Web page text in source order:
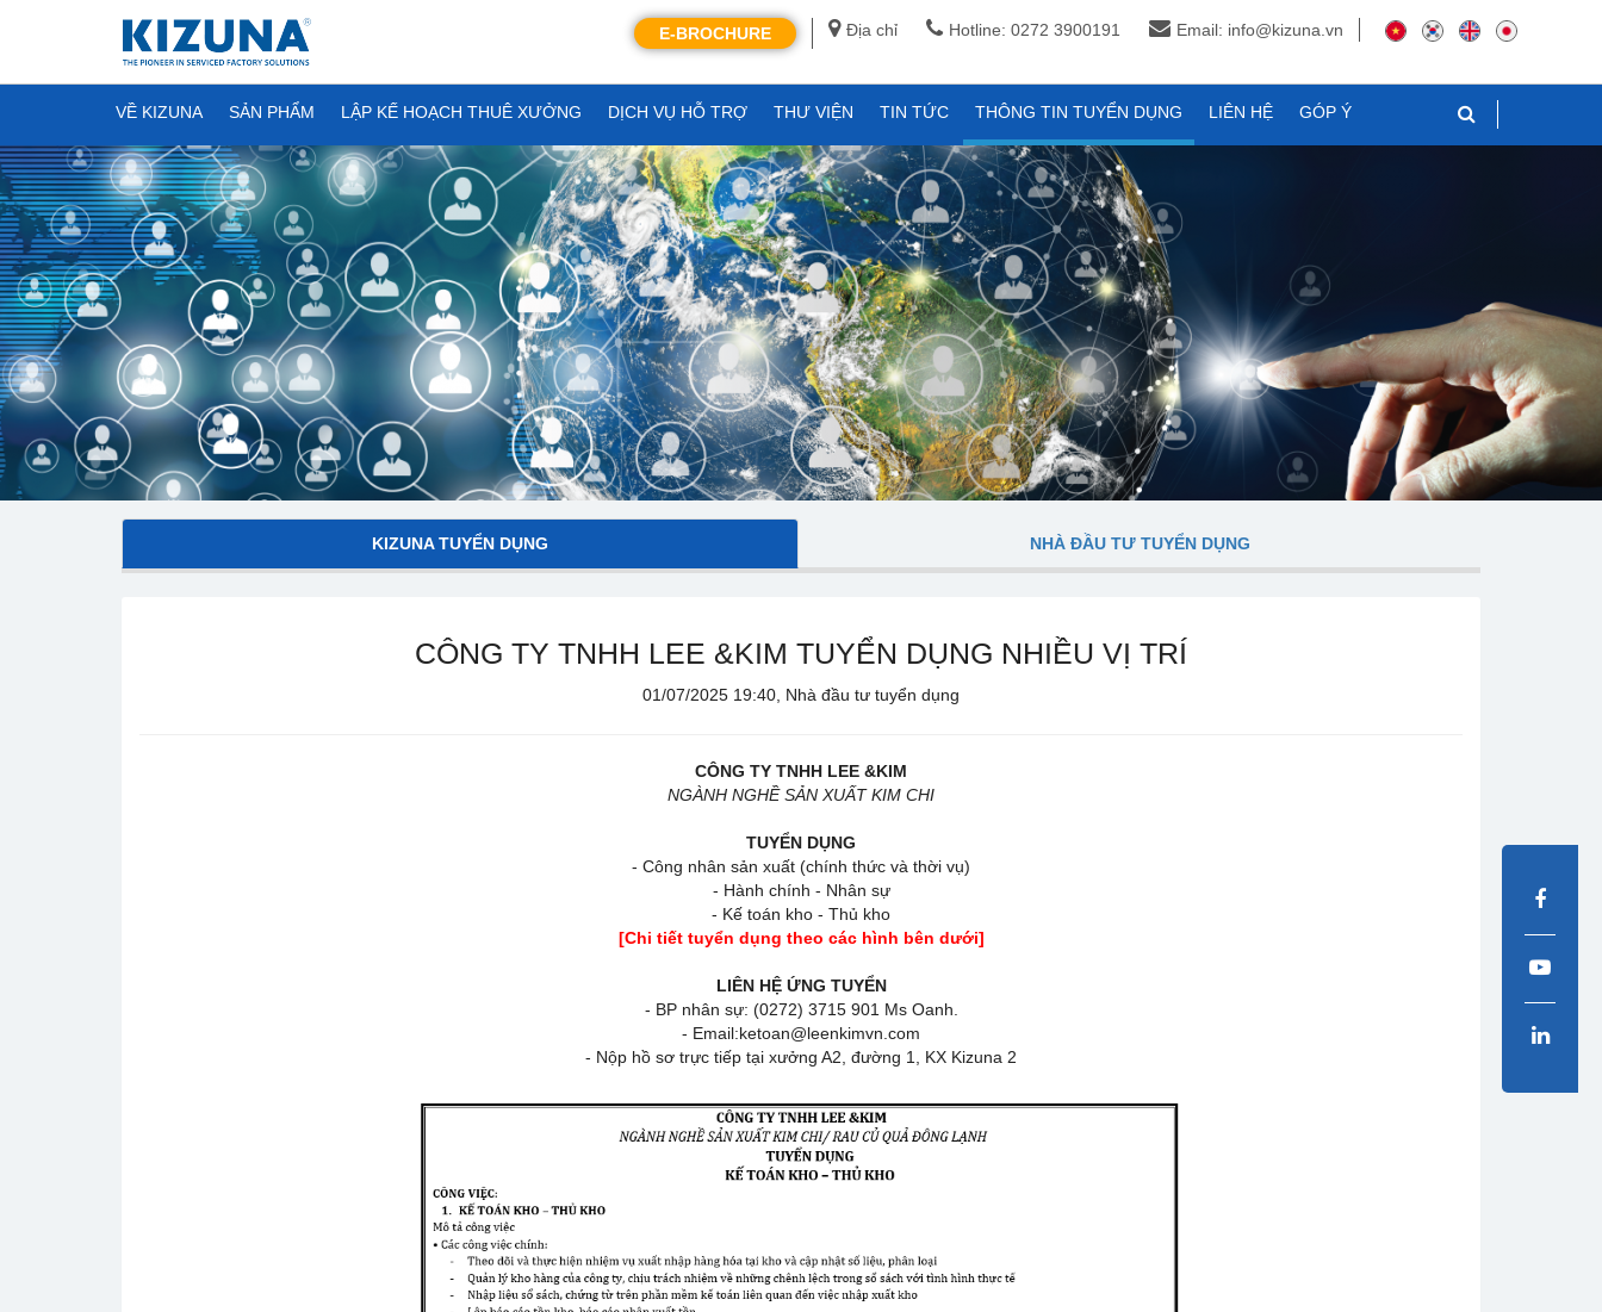
Địa chỉ Hotline: 0272 3900191 Email: info@kizuna.vn
E-BROCHURE
VỀ KIZUNA SẢN PHẨM LẬP KẾ HOẠCH THUÊ XƯỞNG DỊCH VỤ HỖ TRỢ THƯ VIỆN TIN TỨC THÔNG TIN TUYỂN DỤNG LIÊN HỆ GÓP Ý
KIZUNA TUYỂN DỤNG NHÀ ĐẦU TƯ TUYỂN DỤNG
CÔNG TY TNHH LEE &KIM TUYỂN DỤNG NHIỀU VỊ TRÍ
01/07/2025 19:40, Nhà đầu tư tuyển dụng
CÔNG TY TNHH LEE &KIM
NGÀNH NGHỀ SẢN XUẤT KIM CHI
TUYỂN DỤNG
- Công nhân sản xuất (chính thức và thời vụ)
- Hành chính - Nhân sự
- Kế toán kho - Thủ kho
[Chi tiết tuyển dụng theo các hình bên dưới]
LIÊN HỆ ỨNG TUYỂN
- BP nhân sự: (0272) 3715 901 Ms Oanh.
- Email:ketoan@leenkimvn.com
- Nộp hồ sơ trực tiếp tại xưởng A2, đường 1, KX Kizuna 2